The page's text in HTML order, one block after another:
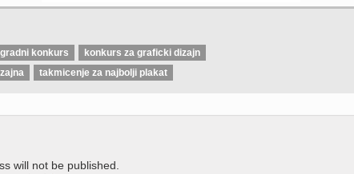
konkurs
konkurs za graficki dizajn
takmicenje za najbolji plakat
will not be published.